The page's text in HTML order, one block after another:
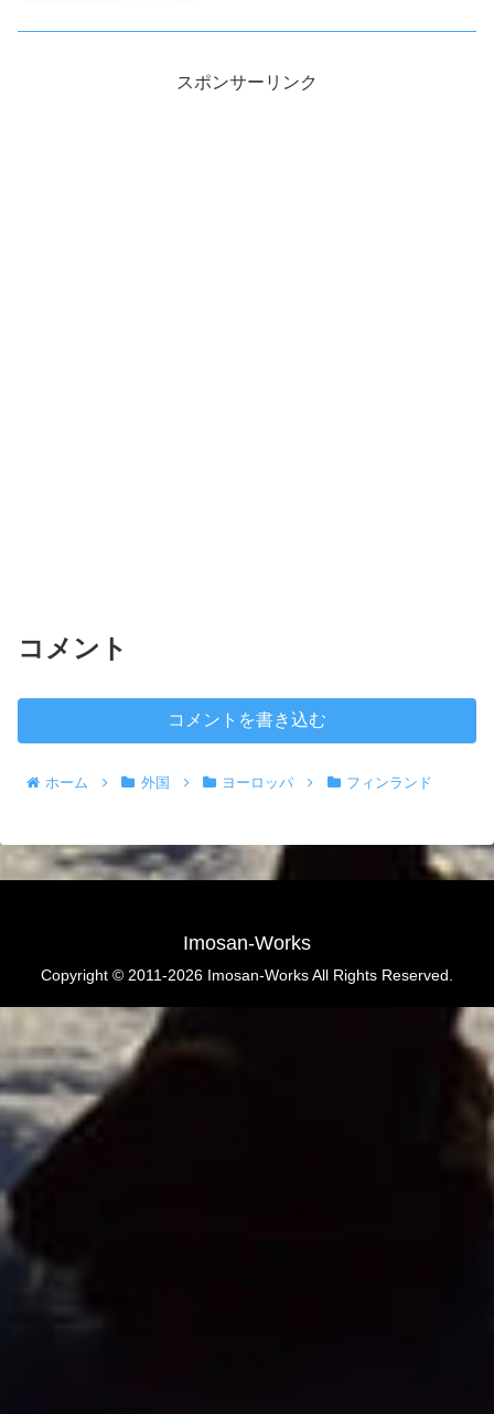
スポンサーリンク
コメント
コメントを書き込む
ホーム 外国 ヨーロッパ フィンランド
Imosan-Works
Copyright © 2011-2026 Imosan-Works All Rights Reserved.